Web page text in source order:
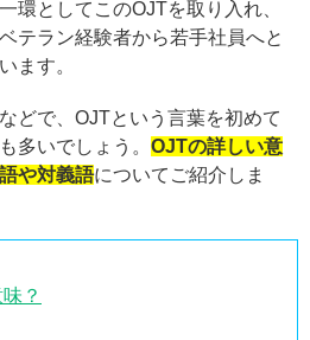
環としてこのOJTを取り入れ、
テラン経験者から若手社員へと
ます。
どで、OJTという言葉を初めて
多いでしょう。 OJTの詳しい意
や対義語についてご紹介しま
？